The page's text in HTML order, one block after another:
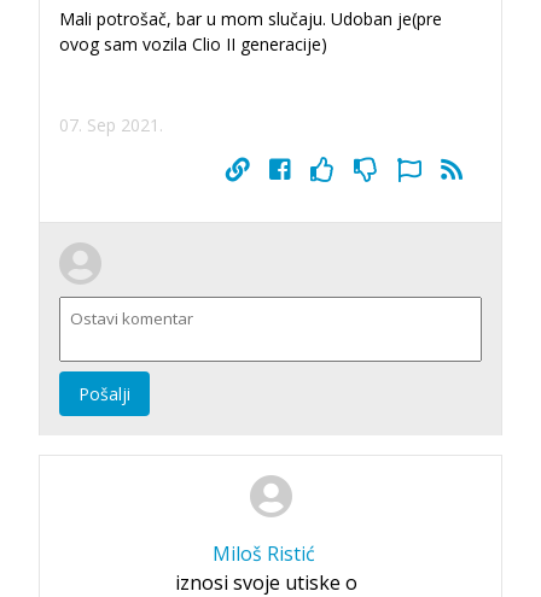
Mali potrošač, bar u mom slučaju. Udoban je(pre
ovog sam vozila Clio II generacije)
07. Sep 2021.
Pošalji
Miloš Ristić
iznosi svoje utiske o